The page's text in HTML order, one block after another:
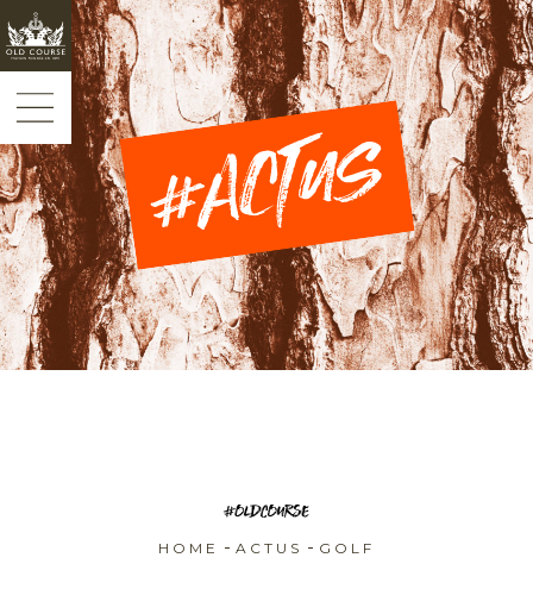
HOME - ACTUS - GOLF
Panneau de gestion des cookies